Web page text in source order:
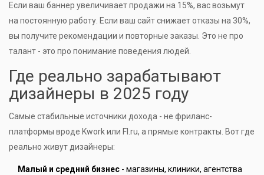
Если ваш баннер увеличивает продажи на 15%, вас возьмут
на постоянную работу. Если ваш сайт снижает отказы на 30%,
вы получите рекомендации и повторные заказы. Это не про
талант - это про понимание поведения людей.
Где реально зарабатывают
дизайнеры в 2025 году
Самые стабильные источники дохода - не фриланс-
платформы вроде Kwork или Fl.ru, а прямые контракты. Вот где
реально живут дизайнеры:
Малый и средний бизнес - магазины, клиники, агентства